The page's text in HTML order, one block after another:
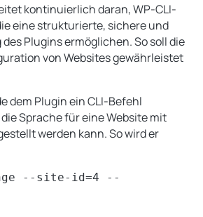
kontinuierlich daran, WP-CLI-
eine strukturierte, sichere und
Plugins ermöglichen. So soll die
von Websites gewährleistet
dem Plugin ein CLI-Befehl
Sprache für eine Website mit
werden kann. So wird er
--site-id=4 --